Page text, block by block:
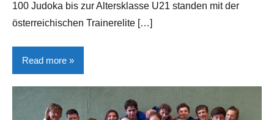
100 Judoka bis zur Altersklasse U21 standen mit der
österreichischen Trainerelite […]
Read more